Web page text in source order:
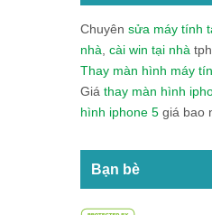
Chuyên sửa máy tính
nhà cài win tại nhà
Thay màn hình máy
Giá thay màn hình
hình iphone 5 giá bao
Bạn bè